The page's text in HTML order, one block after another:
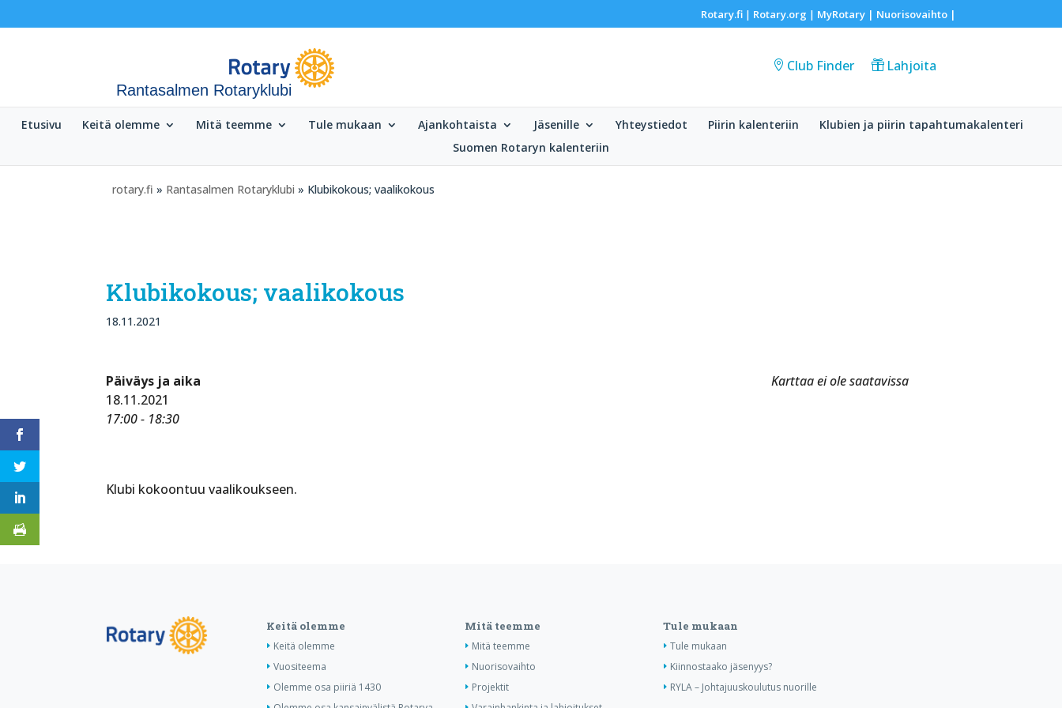
Rotary.fi| Rotary.org | MyRotary | Nuorisovaihto|
Rantasalmen Rotaryklubi
Club Finder Lahjoita
Etusivu Keitä olemme Mitä teemme Tule mukaan Ajankohtaista Jäsenille Yhteystiedot Piirin kalenteriin
Klubien ja piirin tapahtumakalenteri
Suomen Rotaryn kalenteriin
rotary.fi » Rantasalmen Rotaryklubi » Klubikokous; vaalikokous
Klubikokous; vaalikokous
18.11.2021
Karttaa ei ole saatavissa
Päiväys ja aika
18.11.2021
17:00 - 18:30
Klubi kokoontuu vaalikoukseen.
Keitä olemme
Keitä olemme
Vuositeema
Olemme osa piiriä 1430
Mitä teemme
Mitä teemme
Nuorisovaihto
Projektit
Tule mukaan
Tule mukaan
Kiinnostaako jäsenyys?
RYLA – Johtajuuskoulutus nuorille